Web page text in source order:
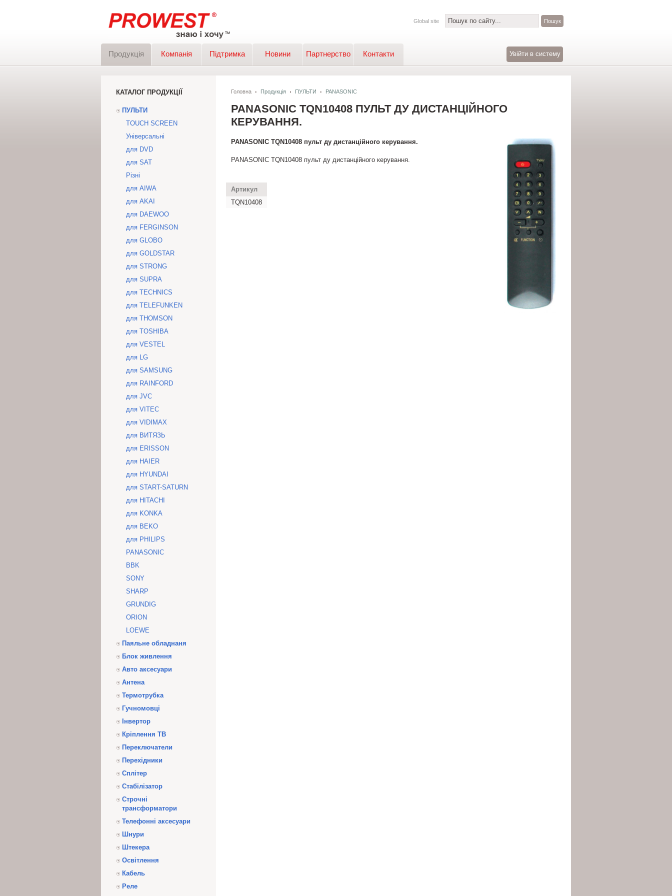
Global site
Продукція Компанія Підтримка Новини Партнерство Контакти Увійти в систему
КАТАЛОГ ПРОДУКЦІЇ
ПУЛЬТИ
TOUCH SCREEN
Універсальні
для DVD
для SAT
Різні
для AIWA
для AKAI
для DAEWOO
для FERGINSON
для GLOBO
для GOLDSTAR
для STRONG
для SUPRA
для TECHNICS
для TELEFUNKEN
для THOMSON
для TOSHIBA
для VESTEL
для LG
для SAMSUNG
для RAINFORD
для JVC
для VITEC
для VIDIMAX
для ВИТЯЗЬ
для ERISSON
для HAIER
для HYUNDAI
для START-SATURN
для HITACHI
для KONKA
для BEKO
для PHILIPS
PANASONIC
BBK
SONY
SHARP
GRUNDIG
ORION
LOEWE
Паяльне обладнаня
Блок живлення
Авто аксесуари
Антена
Термотрубка
Гучномовці
Інвертор
Кріплення ТВ
Переключатели
Перехідники
Сплітер
Стабілізатор
Строчні
трансформатори
Телефонні аксесуари
Шнури
Штекера
Освітлення
Кабель
Реле
Головна Продукція ПУЛЬТИ PANASONIC
PANASONIC TQN10408 ПУЛЬТ ДУ ДИСТАНЦІЙНОГО
КЕРУВАННЯ.
PANASONIC TQN10408 пульт ду дистанційного керування.
PANASONIC TQN10408 пульт ду дистанційного керування.
Артикул
TQN10408